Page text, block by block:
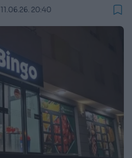
11.06.26. 20:40